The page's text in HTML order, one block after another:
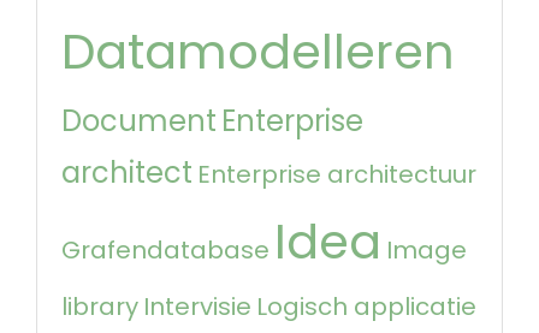
Datamodelleren
Document Enterprise
architect Enterprise architectuur
Grafendatabase Idea Image
library Intervisie Logisch applicatie